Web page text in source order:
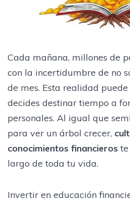
Cada mañana, millones de
con la incertidumbre de no
de mes. Esta realidad
decides destinar tiempo a
personales. Al igual que
para ver un árbol crecer,
conocimientos financieros
largo de toda tu vida.
Invertir en educación